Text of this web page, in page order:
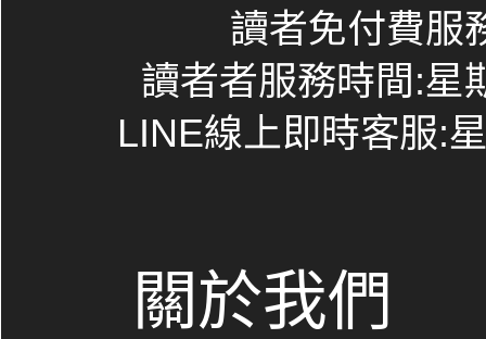
讀者免付費服
讀者者服務時間:星
LINE線上即時客服:
關於我們